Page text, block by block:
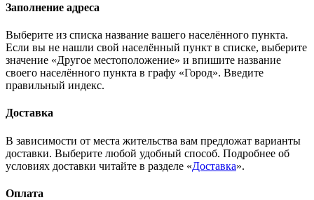
Заполнение адреса
Выберите из списка название вашего населённого пункта.
Если вы не нашли свой населённый пункт в списке, выберите
значение «Другое местоположение» и впишите название
своего населённого пункта в графу «Город». Введите
правильный индекс.
Доставка
В зависимости от места жительства вам предложат варианты
доставки. Выберите любой удобный способ. Подробнее об
условиях доставки читайте в разделе «Доставка».
Оплата